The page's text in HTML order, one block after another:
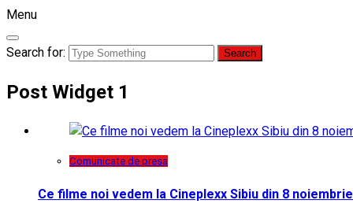
Menu
Search for:
Post Widget 1
Comunicate de presa
Ce filme noi vedem la Cineplexx Sibiu din 8 noiembrie